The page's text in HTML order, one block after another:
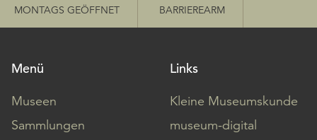
MONTAGS GEÖFFNET BARRIEREARM
Menü
Museen
Sammlungen
Links
Kleine Museumskunde
museum-digital